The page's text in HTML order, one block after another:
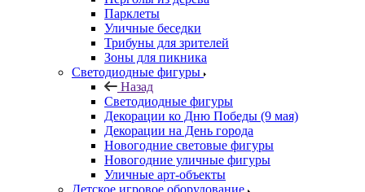
Парклеты
Уличные беседки
Трибуны для зрителей
Зоны для пикника
Светодиодные фигуры
Назад
Светодиодные фигуры
Декорации ко Дню Победы (9 мая)
Декорации на День города
Новогодние световые фигуры
Новогодние уличные фигуры
Уличные арт-объекты
Детское игровое оборудование